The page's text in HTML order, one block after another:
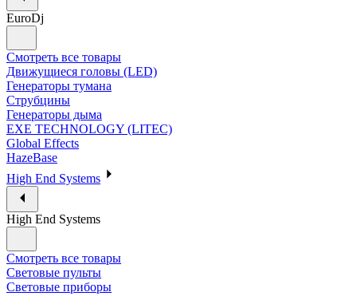
EuroDj
Смотреть все товары
Движущиеся головы (LED)
Генераторы тумана
Струбцины
Генераторы дыма
EXE TECHNOLOGY (LITEC)
Global Effects
HazeBase
High End Systems
High End Systems
Смотреть все товары
Световые пульты
Световые приборы